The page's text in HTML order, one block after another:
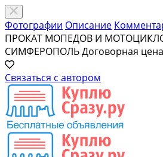
Фотографии Описание
ПРОКАТ МОПЕДОВ И
СИМФЕРОПОЛЬДоговорная цена
Связаться с автором